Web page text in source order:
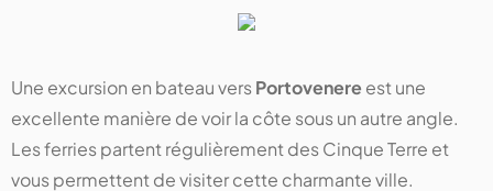
Une excursion en bateau versPortovenereest une
excellente manière de voir la côte sous un autre angle.
Les ferries partent régulièrement des Cinque Terre et
vous permettent de visiter cette charmante ville.